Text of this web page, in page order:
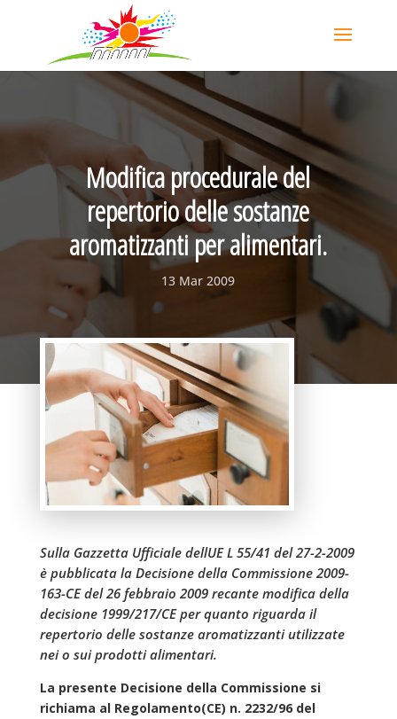
Modifica procedurale del
repertorio delle sostanze
aromatizzanti per alimentari.
13 Mar 2009
Sulla Gazzetta Ufficiale dellUE L 55/41 del 27-2-2009
è pubblicata la Decisione della Commissione 2009-
163-CE del 26 febbraio 2009 recante modifica della
decisione 1999/217/CE per quanto riguarda il
repertorio delle sostanze aromatizzanti utilizzate
nei o sui prodotti alimentari.
La presente Decisione della Commissione si
richiama al Regolamento(CE) n. 2232/96 del